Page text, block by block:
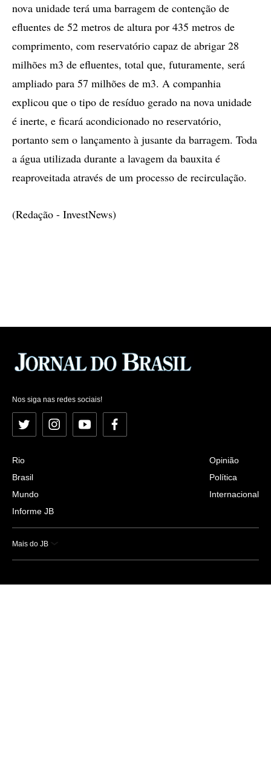
nova unidade terá uma barragem de contenção de
efluentes de 52 metros de altura por 435 metros de
comprimento, com reservatório capaz de abrigar 28
milhões m3 de efluentes, total que, futuramente, será
ampliado para 57 milhões de m3. A companhia
explicou que o tipo de resíduo gerado na nova unidade
é inerte, e ficará acondicionado no reservatório,
portanto sem o lançamento à jusante da barragem. Toda
a água utilizada durante a lavagem da bauxita é
reaproveitada através de um processo de recirculação.
(Redação - InvestNews)
Nos siga nas redes sociais!
Twitter InstagramYouTubeFacebook
Rio
Brasil
Mundo
Informe JB
Opinião
Política
Internacional
Mais do JB
Esportes